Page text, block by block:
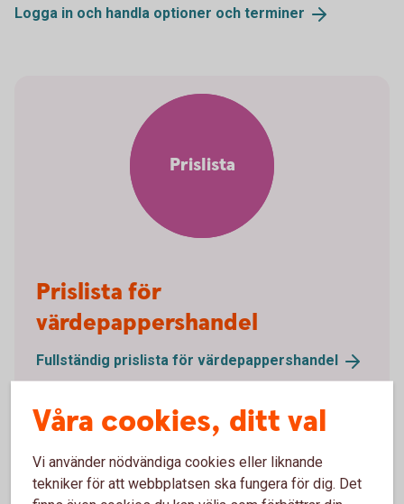
Logga in och handla optioner och terminer
Prislista
Prislista för
värdepappershandel
Fullständig prislista för värdepappershandel
LEI – Legal Entity Identifier
Våra cookies, ditt val
Vi använder nödvändiga cookies eller liknande
tekniker för att webbplatsen ska fungera för dig. Det